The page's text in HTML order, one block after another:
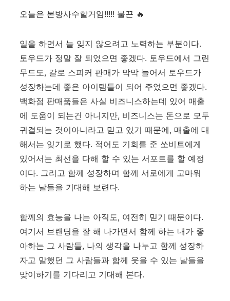
오늘은 본방사수할거임!!!!! 불끈 🔥
일을 하면서 늘 잊지 않으려고 노력하는 부분이다.
토우드가 정말 잘 되었으면 좋겠다. 토우드에서 그린
무드도, 갈로 스피커 판매가 막막 늘어서 토우드가
성장하는데 좋은 아이템들이 되어 주었으면 좋겠다.
백화점 판매품들은 사실 비즈니스하는데 있어 매출
에 도움이 되는건 아니지만, 비즈니스는 돈으로 모두
귀결되는 것이아니라고 믿고 있기 때문에, 매출에 대
해서는 잊기로 했다. 적어도 기회를 준 쏘비트에게
있어서는 최선을 다해 할 수 있는 서포트를 할 예정
이다. 그리고 함께 성장하며 함께 서로에게 고마워
하는 날들을 기대해 보련다.
함께의 효능을 나는 아직도, 여전히 믿기 때문이다.
여기서 브랜딩을 잘 해 나가면서 함께 하는 내가 좋
아하는 그 사람들, 나의 생각을 나누고 함께 성장하
자고 말했던 그 사람들과 함께 웃을 수 있는 날들을
맞이하기를 기다리고 기대해 본다.